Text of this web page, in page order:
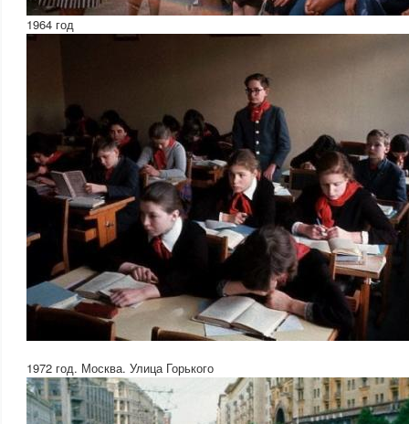
1964 год
1972 год. Москва. Улица Горького